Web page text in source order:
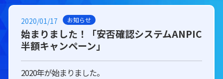
2020/01/17 お知らせ
始まりました！「安否確認システムANPIC
半額キャンペーン」
2020年が始まりました。